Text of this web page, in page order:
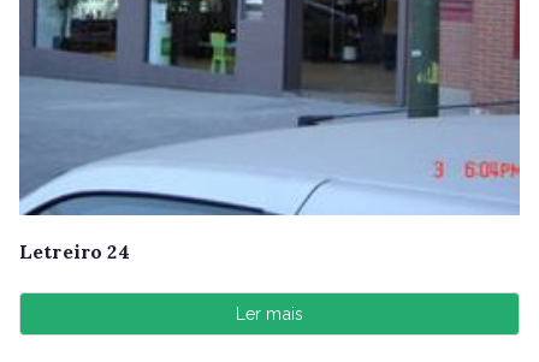
Letreiro 24
Ler mais